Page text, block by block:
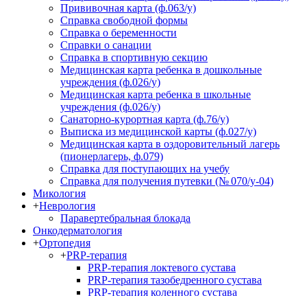
Прививочная карта (ф.063/у)
Справка свободной формы
Справка о беременности
Справки о санации
Справка в спортивную секцию
Медицинская карта ребенка в дошкольные
учреждения (ф.026/у)
Медицинская карта ребенка в школьные
учреждения (ф.026/у)
Санаторно-курортная карта (ф.76/у)
Выписка из медицинской карты (ф.027/у)
Медицинская карта в оздоровительный лагерь
(пионерлагерь, ф.079)
Справка для поступающих на учебу
Справка для получения путевки (№ 070/у-04)
Микология
+Неврология
Паравертебральная блокада
Онкодерматология
+Ортопедия
+PRP-терапия
PRP-терапия локтевого сустава
PRP-терапия тазобедренного сустава
PRP-терапия коленного сустава